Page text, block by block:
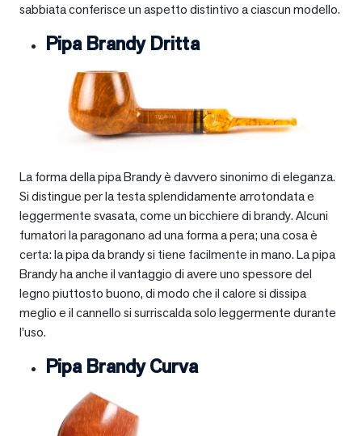
sabbiata conferisce un aspetto distintivo a ciascun modello.
Pipa Brandy Dritta
La forma della pipa Brandy è davvero sinonimo di eleganza.
Si distingue per la testa splendidamente arrotondata e
leggermente svasata, come un bicchiere di brandy. Alcuni
fumatori la paragonano ad una forma a pera; una cosa è
certa: la pipa da brandy si tiene facilmente in mano. La pipa
Brandy ha anche il vantaggio di avere uno spessore del
legno piuttosto buono, di modo che il calore si dissipa
meglio e il cannello si surriscalda solo leggermente durante
l’uso.
Pipa Brandy Curva